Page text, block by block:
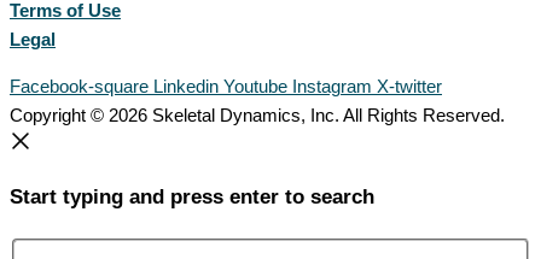
Terms of Use
Legal
Facebook-square Linkedin Youtube Instagram X-twitter
Copyright © 2026 Skeletal Dynamics, Inc. All Rights Reserved.
Start typing and press enter to search